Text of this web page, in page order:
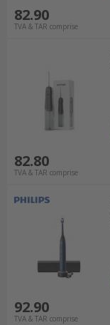
82.90
TVA & TAR comprise
82.80
TVA & TAR comprise
92.90
TVA & TAR comprise